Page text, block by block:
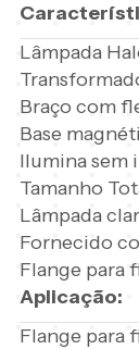
Lâmpada
Braço com
Base
Ilumina sem
Tamanho
Lâmpada
Fornecido
Flange para
Aplicação:
Flange para